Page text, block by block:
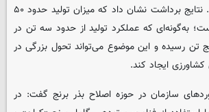
پلاسما آماده‌سازی شد. نتایج برداشت نشان داد که میزان تولید حدود ۵۰
به‌گونه‌ای که عملکرد تولید از حدود سه تن در
تن رسیده و این موضوع می‌تواند تحول بزرگی در
ایجاد کند.
سازمان در حوزه اصلاح بذر برنج گفت: در